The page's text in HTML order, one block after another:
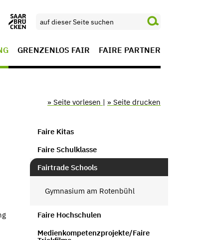
GRENZENLOS FAIR FAIRE PARTNER
» Seite vorlesen | » Seite drucken
Faire Kitas
Faire Schulklasse
Fairtrade Schools
Gymnasium am Rotenbühl
Faire Hochschulen
Medienkompetenzprojekte/Faire